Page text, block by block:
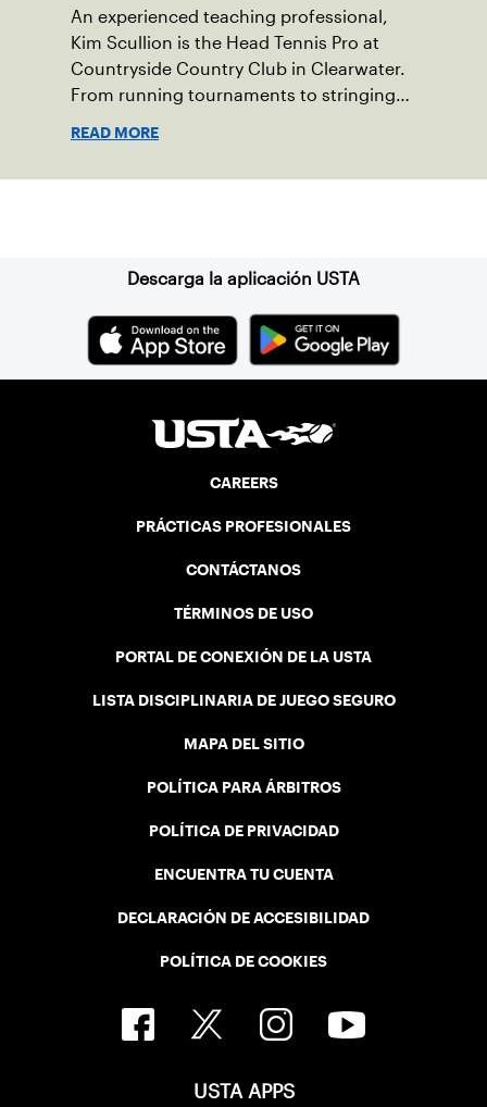
An experienced teaching professional,
Kim Scullion is the Head Tennis Pro at
Countryside Country Club in Clearwater.
From running tournaments to stringing
READ MORE
Descarga la aplicación USTA
CAREERS
PRÁCTICAS PROFESIONALES
CONTÁCTANOS
TÉRMINOS DE USO
PORTAL DE CONEXIÓN DE LA USTA
LISTA DISCIPLINARIA DE JUEGO SEGURO
MAPA DEL SITIO
POLÍTICA PARA ÁRBITROS
POLÍTICA DE PRIVACIDAD
ENCUENTRA TU CUENTA
DECLARACIÓN DE ACCESIBILIDAD
POLÍTICA DE COOKIES
USTA APPS